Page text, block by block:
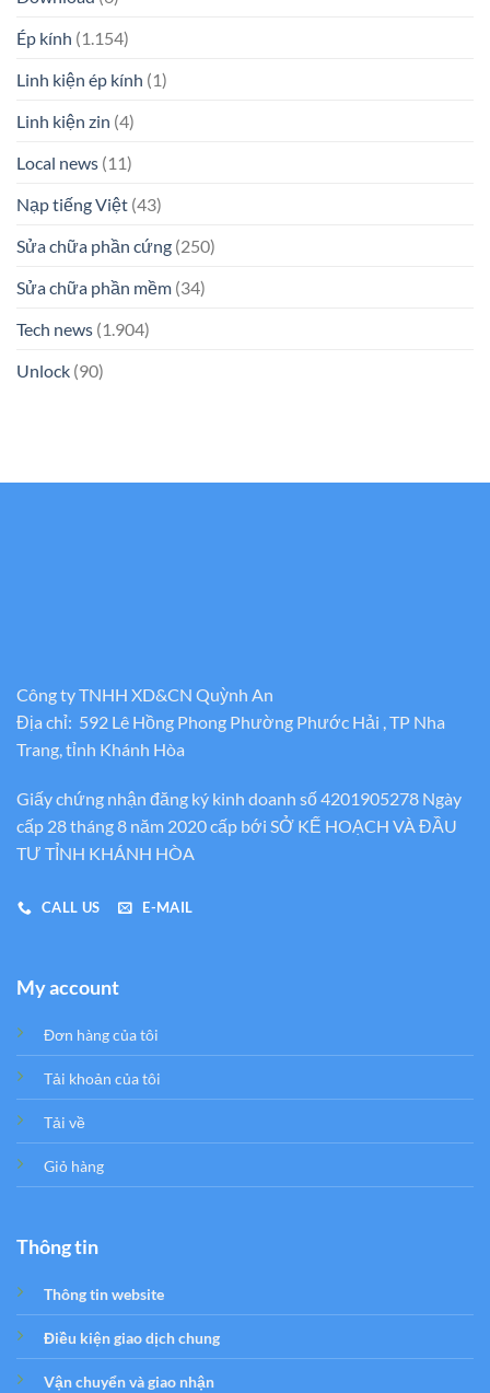
Ép kính (1.154)
Linh kiện ép kính (1)
Linh kiện zin (4)
Local news (11)
Nạp tiếng Việt (43)
Sửa chữa phần cứng (250)
Sửa chữa phần mềm (34)
Tech news (1.904)
Unlock (90)
Công ty TNHH XD&CN Quỳnh An
Địa chỉ: 592 Lê Hồng Phong Phường Phước Hải , TP Nha
Trang, tỉnh Khánh Hòa
Giấy chứng nhận đăng ký kinh doanh số 4201905278 Ngày
cấp 28 tháng 8 năm 2020 cấp bới SỞ KẾ HOẠCH VÀ ĐẦU
TƯ TỈNH KHÁNH HÒA
CALL US E-MAIL
My account
Đơn hàng của tôi
Tải khoản của tôi
Tải về
Giỏ hàng
Thông tin
Thông tin website
Điều kiện giao dịch chung
Vận chuyển và giao nhận